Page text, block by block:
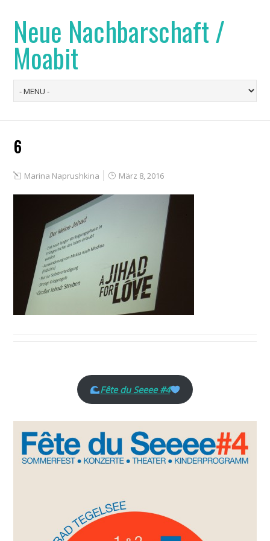
Neue Nachbarschaft /
Moabit
6
Marina Naprushkina März 8, 2016
Fête du Seeee #4